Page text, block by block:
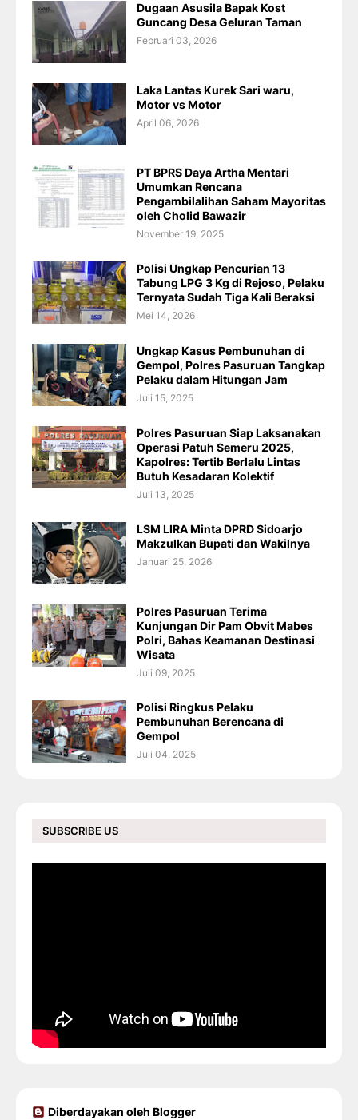
Dugaan Asusila Bapak Kost
Guncang Desa Geluran Taman
Februari 03, 2026
Laka Lantas Kurek Sari waru,
Motor vs Motor
April 06, 2026
PT BPRS Daya Artha Mentari
Umumkan Rencana
Pengambilalihan Saham Mayoritas
oleh Cholid Bawazir
November 19, 2025
Polisi Ungkap Pencurian 13
Tabung LPG 3 Kg di Rejoso, Pelaku
Ternyata Sudah Tiga Kali Beraksi
Mei 14, 2026
Ungkap Kasus Pembunuhan di
Gempol, Polres Pasuruan Tangkap
Pelaku dalam Hitungan Jam
Juli 15, 2025
Polres Pasuruan Siap Laksanakan
Operasi Patuh Semeru 2025,
Kapolres: Tertib Berlalu Lintas
Butuh Kesadaran Kolektif
Juli 13, 2025
LSM LIRA Minta DPRD Sidoarjo
Makzulkan Bupati dan Wakilnya
Januari 25, 2026
Polres Pasuruan Terima
Kunjungan Dir Pam Obvit Mabes
Polri, Bahas Keamanan Destinasi
Wisata
Juli 09, 2025
Polisi Ringkus Pelaku
Pembunuhan Berencana di
Gempol
Juli 04, 2025
SUBSCRIBE US
Diberdayakan oleh Blogger